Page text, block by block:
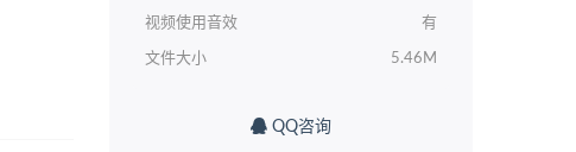
视频使用音效 有
文件大小 5.46M
QQ咨询